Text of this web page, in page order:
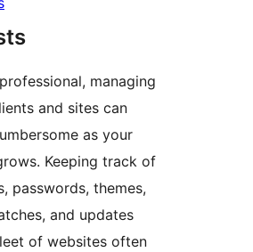
managing
and sites can
as your
Keeping track of
passwords, themes,
and updates
of websites often